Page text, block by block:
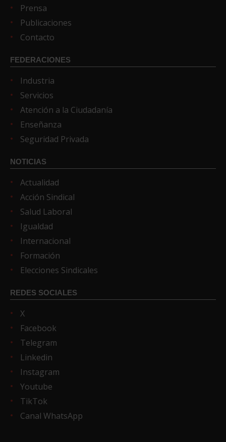
Prensa
Publicaciones
Contacto
FEDERACIONES
Industria
Servicios
Atención a la Ciudadanía
Enseñanza
Seguridad Privada
NOTICIAS
Actualidad
Acción Sindical
Salud Laboral
Igualdad
Internacional
Formación
Elecciones Sindicales
REDES SOCIALES
X
Facebook
Telegram
Linkedin
Instagram
Youtube
TikTok
Canal WhatsApp